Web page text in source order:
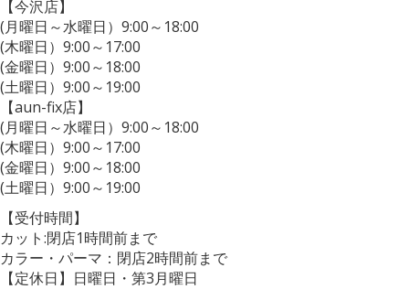
【今沢店】
(月曜日～水曜日）9:00～18:00
(木曜日）9:00～17:00
(金曜日）9:00～18:00
(土曜日）9:00～19:00
【aun-fix店】
(月曜日～水曜日）9:00～18:00
(木曜日）9:00～17:00
(金曜日）9:00～18:00
(土曜日）9:00～19:00
【受付時間】
カット:閉店1時間前まで
カラー・パーマ：閉店2時間前まで
【定休日】日曜日・第3月曜日